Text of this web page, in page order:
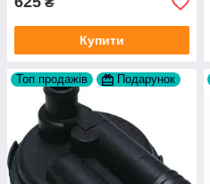
Купити
Топ продажів Подарунок